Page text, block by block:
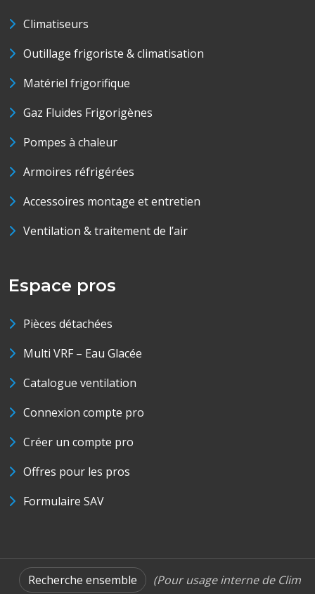
Climatiseurs
Outillage frigoriste & climatisation
Matériel frigorifique
Gaz Fluides Frigorigènes
Pompes à chaleur
Armoires réfrigérées
Accessoires montage et entretien
Ventilation & traitement de l’air
Espace pros
Pièces détachées
Multi VRF – Eau Glacée
Catalogue ventilation
Connexion compte pro
Créer un compte pro
Offres pour les pros
Formulaire SAV
Recherche ensemble
(Pour usage interne de Clim